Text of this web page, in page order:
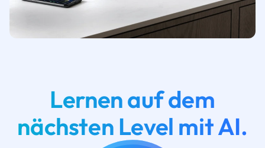
Lernen auf dem
nächsten Level mit AI.